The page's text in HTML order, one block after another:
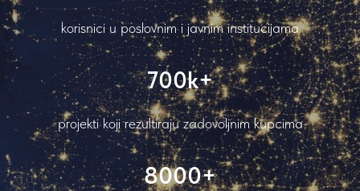
korisnici u poslovnim i javnim institucijama
700k+
projekti koji rezultiraju zadovoljnim kupcima
8000+